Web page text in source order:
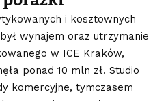
i kosztownych
wynajem oraz utrzymanie
w ICE Kraków,
ponad 10 mln zł. Studio
komercyjne, tymczasem